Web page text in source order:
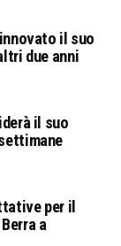
il suo
due anni
il suo
per il
a